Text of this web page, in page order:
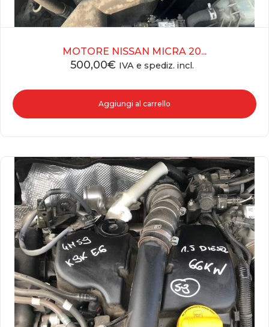
MOTORE NISSAN MICRA 20...
500,00€ IVA e spediz. incl.
Aggiungi al carrello